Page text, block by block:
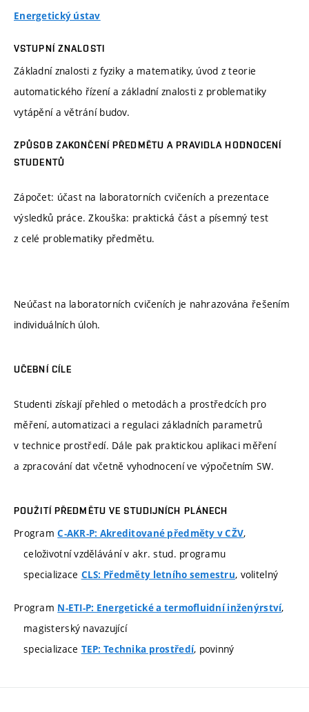
Energetický ústav
VSTUPNÍ ZNALOSTI
Základní znalosti z fyziky a matematiky, úvod z teorie
automatického řízení a základní znalosti z problematiky
vytápění a větrání budov.
ZPŮSOB ZAKONČENÍ PŘEDMĚTU A PRAVIDLA HODNOCENÍ
STUDENTŮ
Zápočet: účast na laboratorních cvičeních a prezentace
výsledků práce. Zkouška: praktická část a písemný test
z celé problematiky předmětu.
Neúčast na laboratorních cvičeních je nahrazována řešením
individuálních úloh.
UČEBNÍ CÍLE
Studenti získají přehled o metodách a prostředcích pro
měření, automatizaci a regulaci základních parametrů
v technice prostředí. Dále pak praktickou aplikaci měření
a zpracování dat včetně vyhodnocení ve výpočetním SW.
POUŽITÍ PŘEDMĚTU VE STUDIJNÍCH PLÁNECH
ProgramC-AKR-P: Akreditované předměty v CŽV,
celoživotní vzdělávání v akr. stud. programu
specializace CLS: Předměty letního semestru, volitelný
Program N-ETI-P: Energetické a termofluidní inženýrství,
magisterský navazující
specializace TEP: Technika prostředí, povinný